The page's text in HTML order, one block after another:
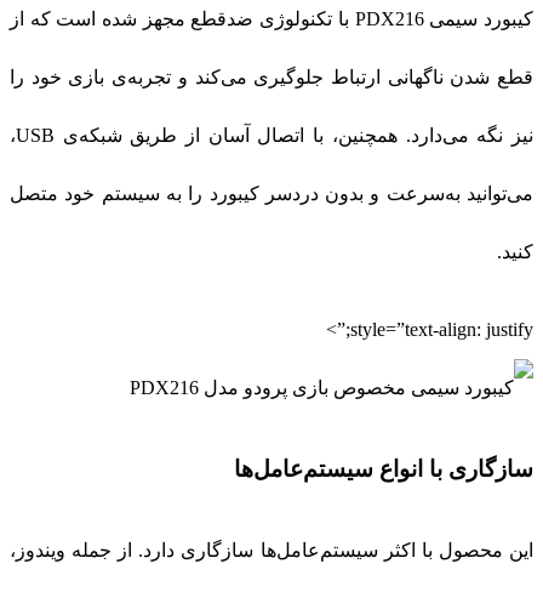
کیبورد سیمی PDX216 با تکنولوژی ضدقطع مجهز شده است که از
قطع شدن ناگهانی ارتباط جلوگیری می‌کند و تجربه‌ی بازی خود را
نیز نگه می‌دارد. همچنین، با اتصال آسان از طریق شبکه‌ی USB،
می‌توانید به‌سرعت و بدون دردسر کیبورد را به سیستم خود متصل
کنید.
style=”text-align: justify;”>
سازگاری با انواع سیستم‌عامل‌ها
این محصول با اکثر سیستم‌عامل‌ها سازگاری دارد. از جمله ویندوز،